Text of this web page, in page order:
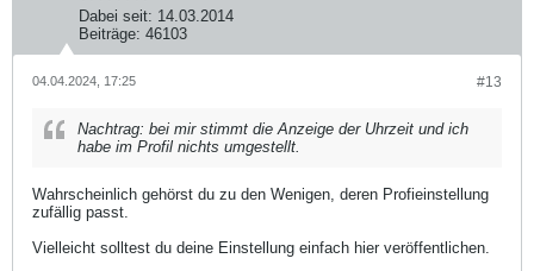
Dabei seit: 14.03.2014
Beiträge: 46103
#13
04.04.2024, 17:25
Nachtrag: bei mir stimmt die Anzeige der Uhrzeit und ich
habe im Profil nichts umgestellt.
Wahrscheinlich gehörst du zu den Wenigen, deren Profieinstellung
zufällig passt.
Vielleicht solltest du deine Einstellung einfach hier veröffentlichen.